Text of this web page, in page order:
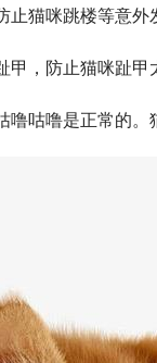
猫咪跳楼等意外
甲，防止猫咪趾甲
噜咕噜是正常的